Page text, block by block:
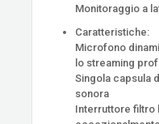
Monitoraggio a
Caratteristiche:
Microfono
lo streaming
Singola capsula
sonora
Interruttore filtro